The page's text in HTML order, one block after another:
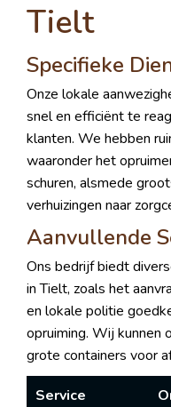
Tielt
Specifieke
Onze lokale
snel en efficiënt te
klanten. We hebben
waaronder het
schuren, alsmede
verhuizingen naar
Aanvullende
Ons bedrijf biedt
in Tielt, zoals het
en lokale politie
opruiming. Wij kunnen
grote containers voor
Service